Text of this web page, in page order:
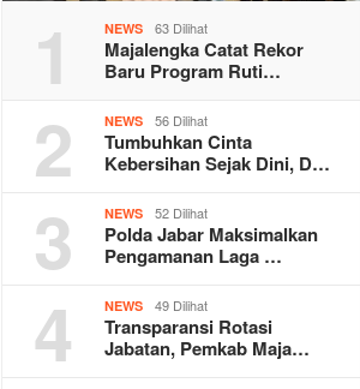
1 NEWS 63 Dilihat
Majalengka Catat Rekor
Baru Program Ruti…
2 NEWS 56 Dilihat
Tumbuhkan Cinta
Kebersihan Sejak Dini, D…
3 NEWS 52 Dilihat
Polda Jabar Maksimalkan
Pengamanan Laga …
4 NEWS 49 Dilihat
Transparansi Rotasi
Jabatan, Pemkab Maja…